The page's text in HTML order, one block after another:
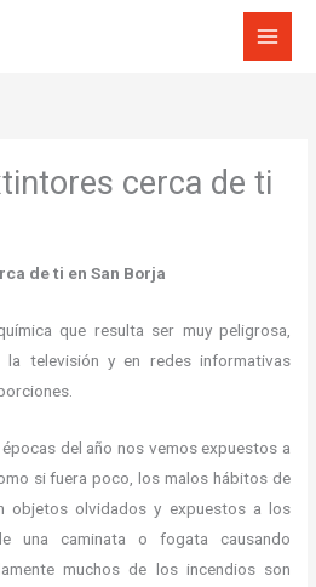
cerca de ti
de ti en San Borja
que resulta ser muy peligrosa,
la televisión y en redes informativas
del año nos vemos expuestos a
si fuera poco, los malos hábitos de
objetos olvidados y expuestos a los
una caminata o fogata causando
muchos de los incendios son